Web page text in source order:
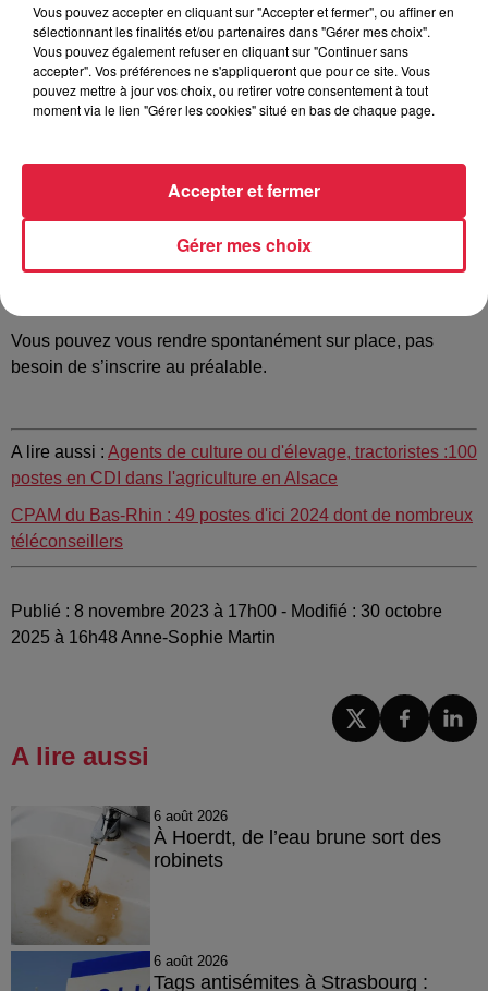
20 postes d’infirmiers notamment des infirmiers de blocs
opératoires et des aide-soignants en CDD et CDI à la
cliniqueRhénade Strasbourg . Si vous êtes intéressé,
participez à un job dating,le samedi 18 novembre de 10h
Au programme de cette journée :
visite de la clinique
découverte des services : ambulatoire, bloc opératoire,
chirurgie, médecine.
échanges avec les professionnels de santé
Vous pouvez vous rendre spontanément sur place, pas
besoin de s’inscrire au préalable.
A lire aussi : Agents de culture ou d'élevage, tractoristes :100
postes en CDI dans l'agriculture en Alsace
CPAM du Bas-Rhin : 49 postes d'ici 2024 dont de nombreux
téléconseillers
Publié : 8 novembre 2023 à 17h00 - Modifié : 30 octobre
2025 à 16h48 Anne-Sophie Martin
A lire aussi
6 août 2026
À Hoerdt, de l’eau brune sort des
robinets
6 août 2026
Tags antisémites à Strasbourg :
Vous pouvez accepter en cliquant sur "Accepter et fermer", ou affiner en
sélectionnant les finalités et/ou partenaires dans "Gérer mes choix".
Vous pouvez également refuser en cliquant sur "Continuer sans
accepter". Vos préférences ne s'appliqueront que pour ce site. Vous
pouvez mettre à jour vos choix, ou retirer votre consentement à tout
moment via le lien "Gérer les cookies" situé en bas de chaque page.
Gérer mes choix
Accepter et fermer